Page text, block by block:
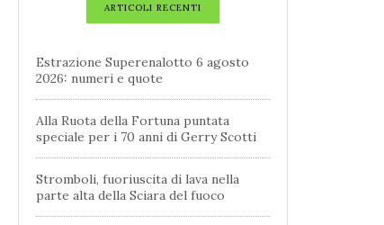
ARTICOLI RECENTI
Estrazione Superenalotto 6 agosto
2026: numeri e quote
Alla Ruota della Fortuna puntata
speciale per i 70 anni di Gerry Scotti
Stromboli, fuoriuscita di lava nella
parte alta della Sciara del fuoco